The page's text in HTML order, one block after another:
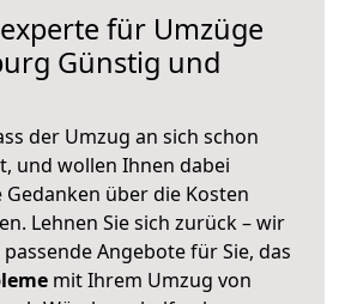
für Umzüge
Günstig und
der Umzug an sich schon
und wollen Ihnen dabei
über die Kosten
Lehnen Sie sich zurück – wir
Angebote für Sie, das
mit Ihrem Umzug von